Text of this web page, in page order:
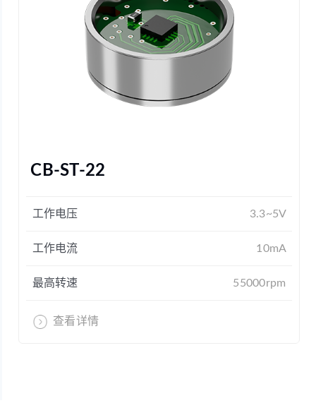
CB-ST-22
工作电压 3.3~5V
工作电流 10mA
最高转速 55000rpm
查看详情